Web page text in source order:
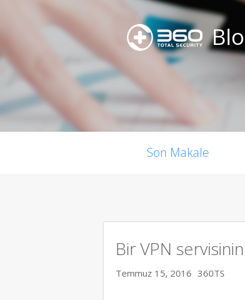
Son Makale
Bir VPN
Temmuz 15, 2016 360TS